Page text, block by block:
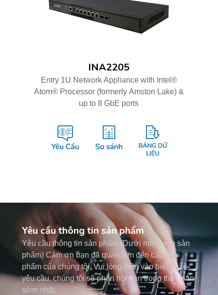
INA2205
Entry 1U Network Appliance with Intel®
Atom® Processor (formerly Amston Lake) &
up to 8 GbE ports
Yêu cầu thông tin sản phẩm
Yêu cầu thông tin sản phẩm (Dưới mỗi trang sản
phẩm) Cảm ơn bạn đã quan tâm đến các sản
phẩm của chúng tôi. Vui lòng điền vào biểu mẫu
yêu cầu, chúng tôi sẽ phản hồi bạn trong thời gian
sớm nhất.